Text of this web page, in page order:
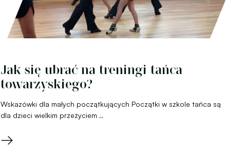
Jak się ubrać na treningi tańca
towarzyskiego?
Wskazówki dla małych początkujących Początki w szkole tańca są
dla dzieci wielkim przeżyciem ..
→